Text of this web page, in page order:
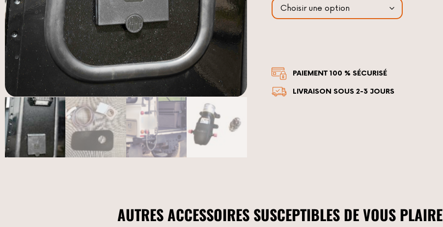
PAIEMENT 100 % SÉCURISÉ
LIVRAISON SOUS 2-3 JOURS
AUTRES ACCESSOIRES SUSCEPTIBLES DE VOUS PLAIRE